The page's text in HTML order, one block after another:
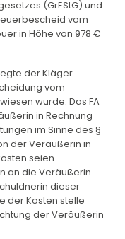
(GrEStG) und
vom
in Höhe von 978 €
der Kläger
vom
wurde. Das FA
in Rechnung
im Sinne des §
der Veräußerin in
seien
an die Veräußerin
dieser
der Kosten stelle
der Veräußerin